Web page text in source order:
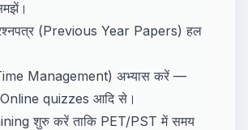
(Previous Year Papers) हल
Management) अभ्यास करें —
quizzes आदि से।
शुरु करें ताकि PET/PST में समय